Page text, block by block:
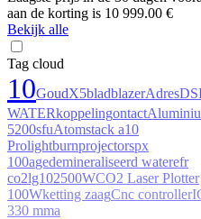
aan de korting is 10 999.00 €
Bekijk alle
Tag cloud
10GoudX5bladblazerAdres
WATERkoppelingontact
5200sfuAtomstack a10
Prolightburnprojectorspx
100agedemineraliseerd waterefr
co2lg102500WCO2 Laser Plotter
100Wketting zaagCnc controller
330 mma